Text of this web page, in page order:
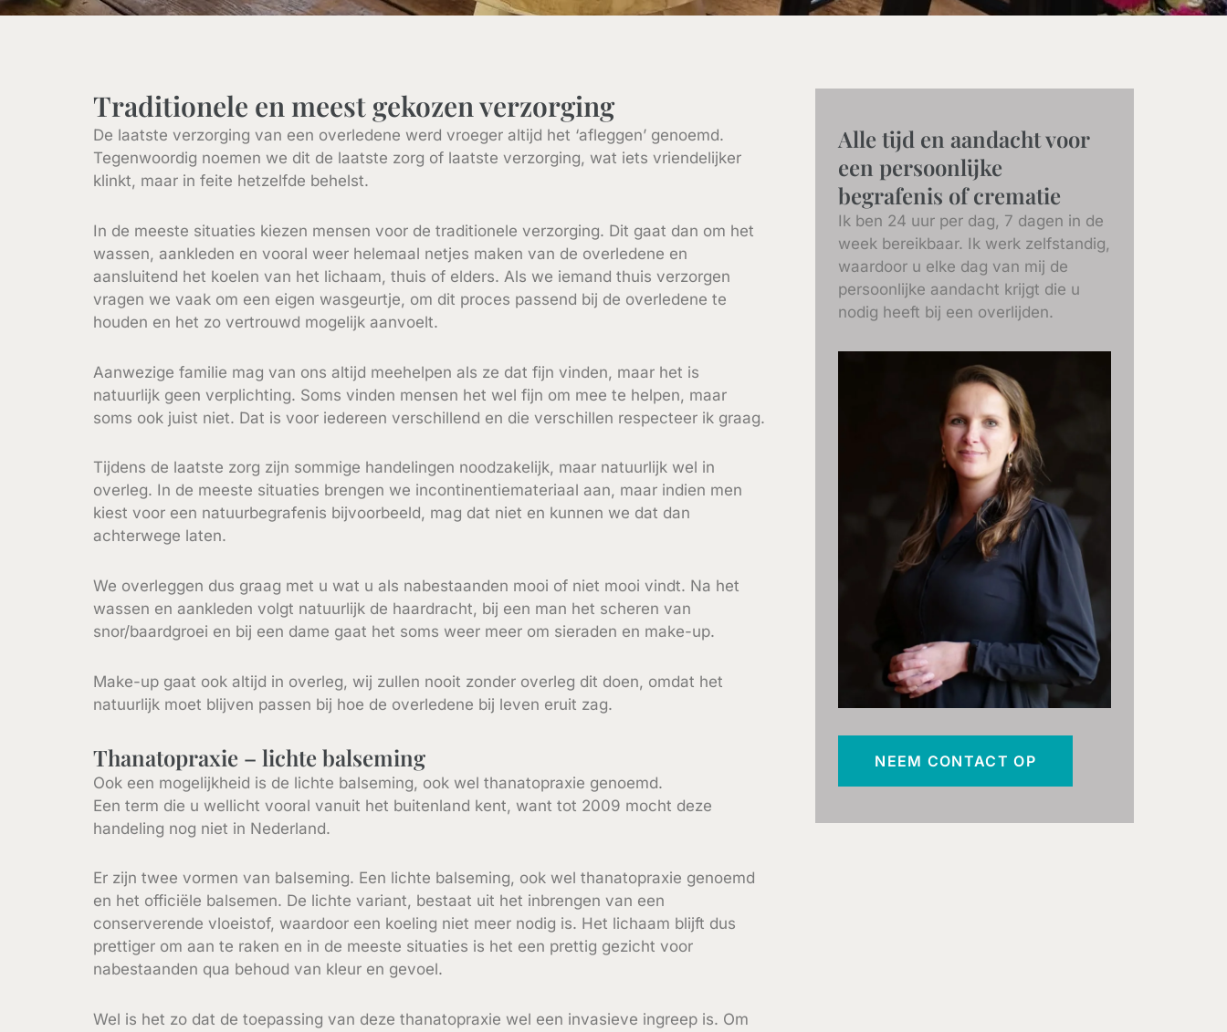
Traditionele en meest gekozen verzorging
De laatste verzorging van een overledene werd vroeger altijd het ‘afleggen’ genoemd.
Tegenwoordig noemen we dit de laatste zorg of laatste verzorging, wat iets vriendelijker
klinkt, maar in feite hetzelfde behelst.
In de meeste situaties kiezen mensen voor de traditionele verzorging. Dit gaat dan om het
wassen, aankleden en vooral weer helemaal netjes maken van de overledene en
aansluitend het koelen van het lichaam, thuis of elders. Als we iemand thuis verzorgen
vragen we vaak om een eigen wasgeurtje, om dit proces passend bij de overledene te
houden en het zo vertrouwd mogelijk aanvoelt.
Aanwezige familie mag van ons altijd meehelpen als ze dat fijn vinden, maar het is
natuurlijk geen verplichting. Soms vinden mensen het wel fijn om mee te helpen, maar
soms ook juist niet. Dat is voor iedereen verschillend en die verschillen respecteer ik graag.
Tijdens de laatste zorg zijn sommige handelingen noodzakelijk, maar natuurlijk wel in
overleg. In de meeste situaties brengen we incontinentiemateriaal aan, maar indien men
kiest voor een natuurbegrafenis bijvoorbeeld, mag dat niet en kunnen we dat dan
achterwege laten.
We overleggen dus graag met u wat u als nabestaanden mooi of niet mooi vindt. Na het
wassen en aankleden volgt natuurlijk de haardracht, bij een man het scheren van
snor/baardgroei en bij een dame gaat het soms weer meer om sieraden en make-up.
Make-up gaat ook altijd in overleg, wij zullen nooit zonder overleg dit doen, omdat het
natuurlijk moet blijven passen bij hoe de overledene bij leven eruit zag.
Thanatopraxie – lichte balseming
Ook een mogelijkheid is de lichte balseming, ook wel thanatopraxie genoemd.
Een term die u wellicht vooral vanuit het buitenland kent, want tot 2009 mocht deze
handeling nog niet in Nederland.
Er zijn twee vormen van balseming. Een lichte balseming, ook wel thanatopraxie genoemd
en het officiële balsemen. De lichte variant, bestaat uit het inbrengen van een
conserverende vloeistof, waardoor een koeling niet meer nodig is. Het lichaam blijft dus
prettiger om aan te raken en in de meeste situaties is het een prettig gezicht voor
nabestaanden qua behoud van kleur en gevoel.
Wel is het zo dat de toepassing van deze thanatopraxie wel een invasieve ingreep is. Om
Alle tijd en aandacht voor
een persoonlijke
begrafenis of crematie
Ik ben 24 uur per dag, 7 dagen in de
week bereikbaar. Ik werk zelfstandig,
waardoor u elke dag van mij de
persoonlijke aandacht krijgt die u
nodig heeft bij een overlijden.
NEEM CONTACT OP